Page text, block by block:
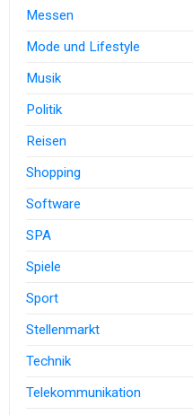
Messen
Mode und Lifestyle
Musik
Politik
Reisen
Shopping
Software
SPA
Spiele
Sport
Stellenmarkt
Technik
Telekommunikation